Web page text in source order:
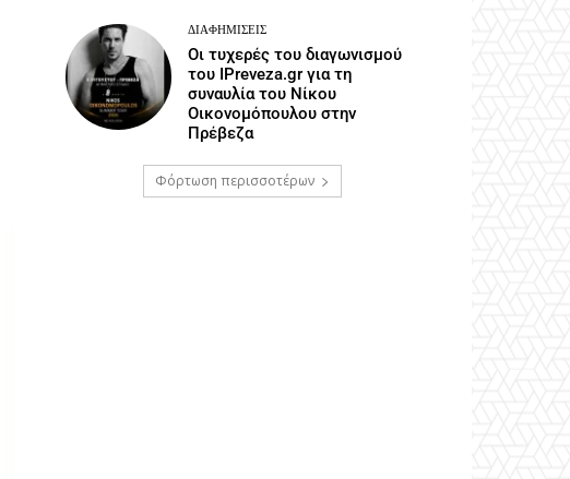
ΔΙΑΦΗΜΊΣΕΙΣ
Οι τυχερές του διαγωνισμού
του IPreveza.gr για τη
συναυλία του Νίκου
Οικονομόπουλου στην
Πρέβεζα
Φόρτωση περισσοτέρων